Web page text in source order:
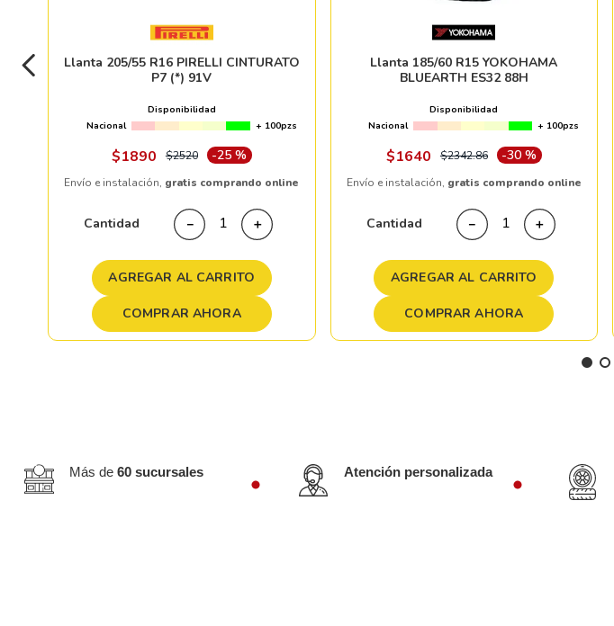
Llanta 205/55 R16 PIRELLI CINTURATO
P7 (*) 91V
Disponibilidad
Nacional
+ 100pzs
$1890 $2520 -25 %
Envío e instalación, gratis comprando online
Cantidad ＋
－
AGREGAR AL CARRITO
COMPRAR AHORA
Llanta 185/60 R15 YOKOHAMA
BLUEARTH ES32 88H
Disponibilidad
Nacional
+ 100pzs
$1640 $2342.86 -30 %
Envío e instalación, gratis comprando online
Cantidad ＋
－
AGREGAR AL CARRITO
COMPRAR AHORA
Más de60 sucursales Atención personalizada